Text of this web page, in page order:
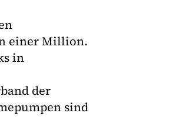
einer Million.
in
der
sind